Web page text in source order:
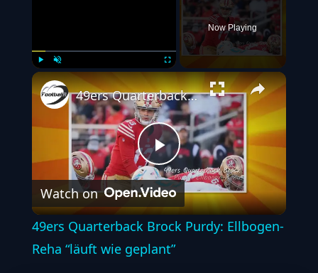
Unmute
Now Playing
Play
Video
49ers Quarterback Brock Purdy: Ellbogen-Reha “läuft wie geplant”
Watch on
49ers Quarterback Brock Purdy: Ellbogen-
Reha “läuft wie geplant”